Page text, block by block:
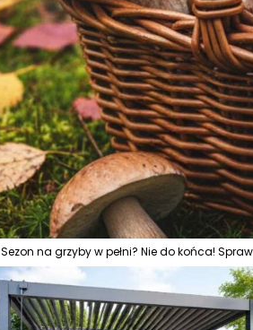
Sezon na grzyby w pełni? Nie do końca!